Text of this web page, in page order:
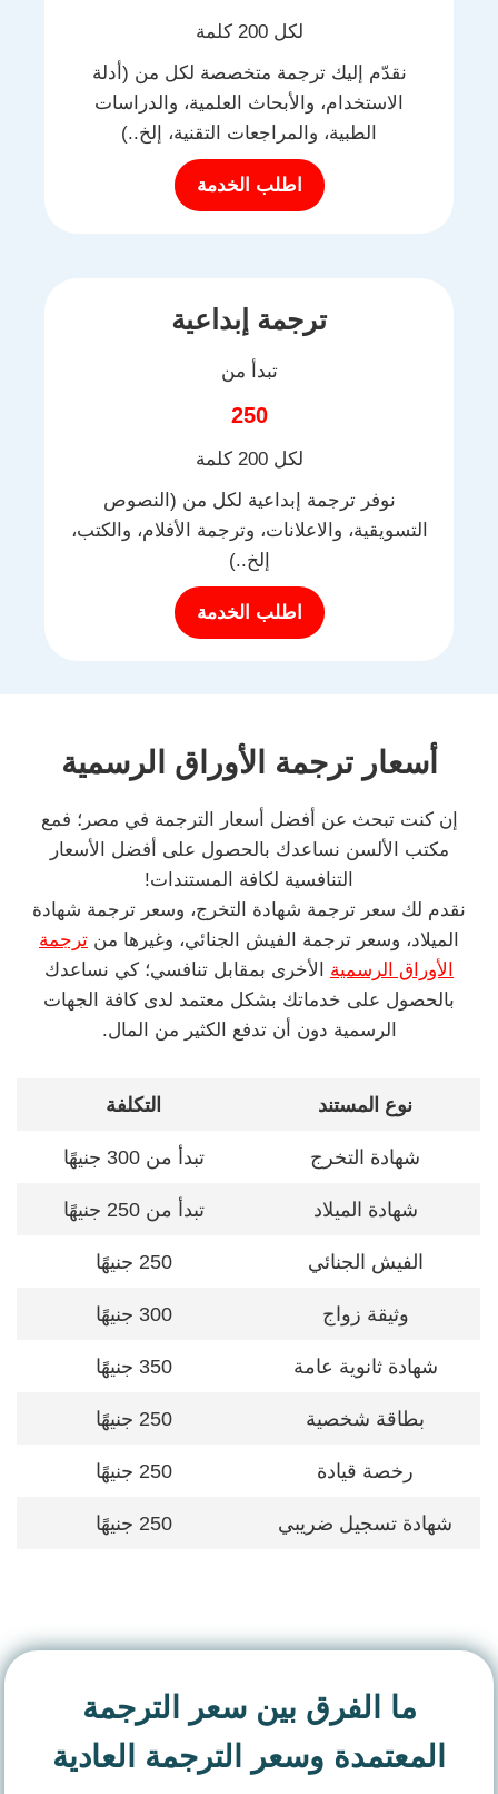
لكل 200 كلمة
نقدّم إليك ترجمة متخصصة لكل من (أدلة
الاستخدام، والأبحاث العلمية، والدراسات
الطبية، والمراجعات التقنية، إلخ..)
اطلب الخدمة
ترجمة إبداعية
تبدأ من
250
لكل 200 كلمة
نوفر ترجمة إبداعية لكل من (النصوص
التسويقية، والاعلانات، وترجمة الأفلام، والكتب،
إلخ..)
اطلب الخدمة
أسعار ترجمة الأوراق الرسمية
إن كنت تبحث عن أفضل أسعار الترجمة في مصر؛ فمع
مكتب الألسن نساعدك بالحصول على أفضل الأسعار
التنافسية لكافة المستندات!
نقدم لك سعر ترجمة شهادة التخرج، وسعر ترجمة شهادة
الميلاد، وسعر ترجمة الفيش الجنائي، وغيرها من ترجمة
الأوراق الرسمية الأخرى بمقابل تنافسي؛ كي نساعدك
بالحصول على خدماتك بشكل معتمد لدى كافة الجهات
الرسمية دون أن تدفع الكثير من المال.
نوع المستند التكلفة
شهادة التخرج تبدأ من 300 جنيهًا
شهادة الميلاد تبدأ من 250 جنيهًا
الفيش الجنائي 250 جنيهًا
وثيقة زواج 300 جنيهًا
شهادة ثانوية عامة 350 جنيهًا
بطاقة شخصية 250 جنيهًا
رخصة قيادة 250 جنيهًا
شهادة تسجيل ضريبي 250 جنيهًا
ما الفرق بين سعر الترجمة
المعتمدة وسعر الترجمة العادية